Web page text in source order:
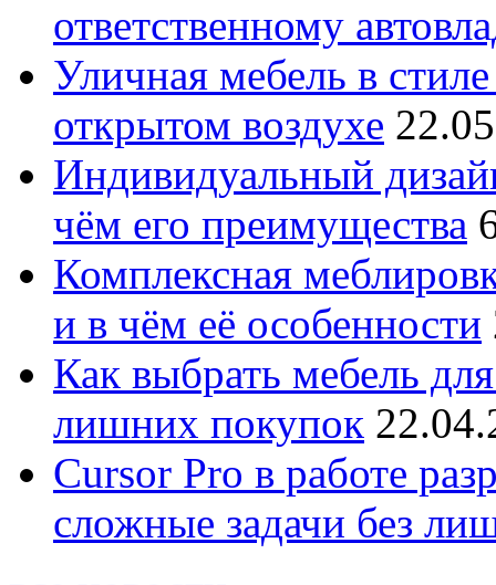
ответственному
Уличная мебель в
открытом воздухе
Индивидуальный
чём его преимущества
Комплексная
и в чём её особенности
Как выбрать мебель
лишних покупок
Cursor Pro в работе
сложные задачи без